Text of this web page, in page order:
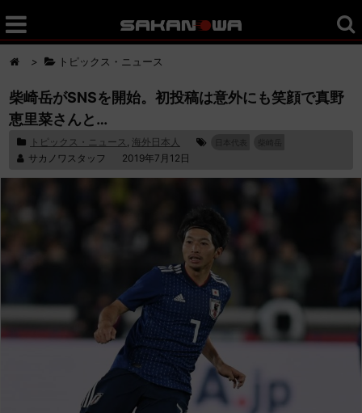
> トピックス・ニュース
柴崎岳がSNSを開始。初投稿は意外にも笑顔で真野
恵里菜さんと…
トピックス・ニュース , 海外日本人
サカノワスタッフ 2019年7月12日